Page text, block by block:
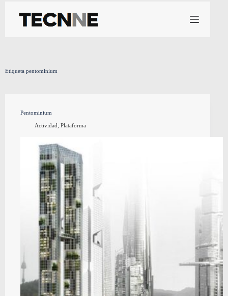
contenido
Etiqueta pentominium
Pentominium
Actividad Plataforma